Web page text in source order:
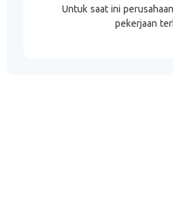
Untuk saat ini
pekerjaan